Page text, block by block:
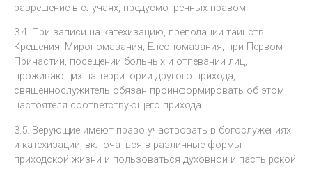
разрешение в случаях, предусмотренных правом.
3.4. При записи на катехизацию, преподании таинств
Крещения, Миропомазания, Елеопомазания, при Первом
Причастии, посещении больных и отпевании лиц,
проживающих на территории другого прихода,
священнослужитель обязан проинформировать об этом
настоятеля соответствующего прихода.
3.5. Верующие имеют право участвовать в богослужениях
и катехизации, включаться в различные формы
приходской жизни и пользоваться духовной и пастырской